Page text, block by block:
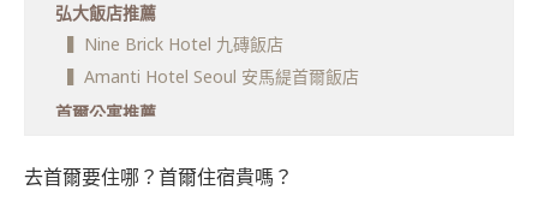
弘大飯店推薦
▍Nine Brick Hotel 九磚飯店
▍Amanti Hotel Seoul 安馬緹首爾飯店
首爾公寓推薦
▍HOTEL THE BOTANIK SEWOON MYEONGDONGg
去首爾要住哪？首爾住宿貴嗎？